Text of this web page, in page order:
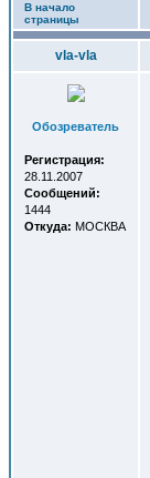
В начало
страницы
vla-vla
Обозреватель
Регистрация:
28.11.2007
Сообщений:
1444
Откуда: МОСКВА